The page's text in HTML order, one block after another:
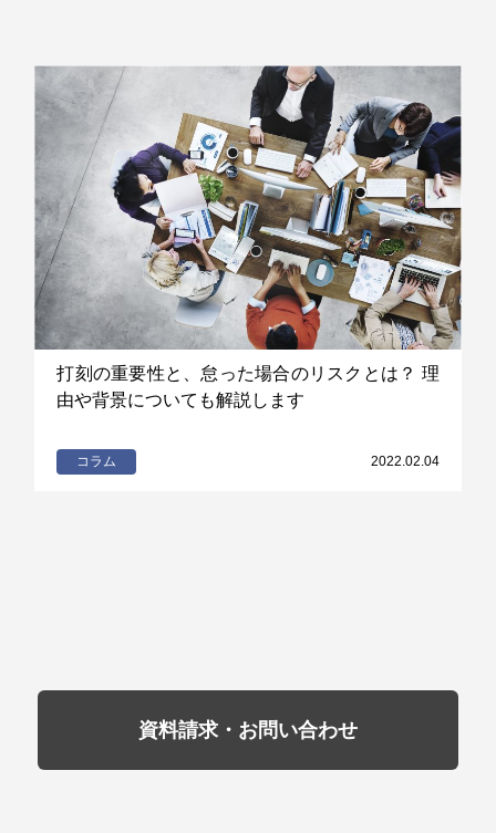
打刻の重要性と、怠った場合のリスクとは？ 理
由や背景についても解説します
コラム 2022.02.04
資料請求・お問い合わせ